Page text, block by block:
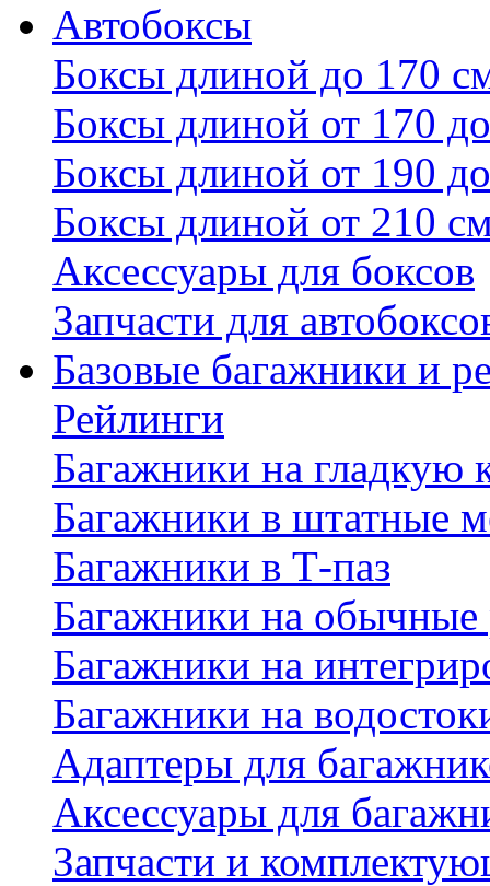
Автобоксы
Боксы длиной до 170
Боксы длиной от 170
Боксы длиной от 190
Боксы длиной от 210
Аксессуары для боксов
Запчасти для
Базовые багажники и
Рейлинги
Багажники на гладкую
Багажники в штатные
Багажники в Т-паз
Багажники на обычные
Багажники на
Багажники на
Адаптеры для
Аксессуары для
Запчасти и